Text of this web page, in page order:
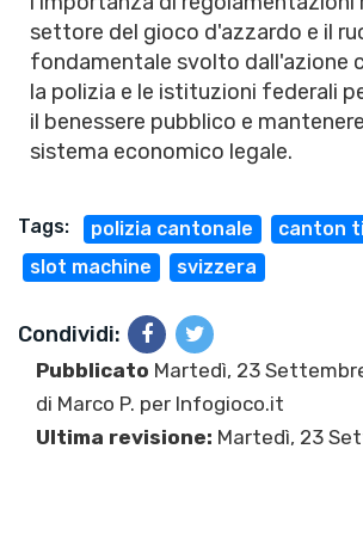
settore del gioco d'azzardo e il
fondamentale svolto dall'azione
la polizia e le istituzioni federali
il benessere pubblico e
sistema economico legale.
Tags: polizia cantonale
canton
slot machine
svizzera
Condividi:
Pubblicato Martedì, 23
di Marco P. per Infogioco.it
Ultima revisione: Martedì, 23